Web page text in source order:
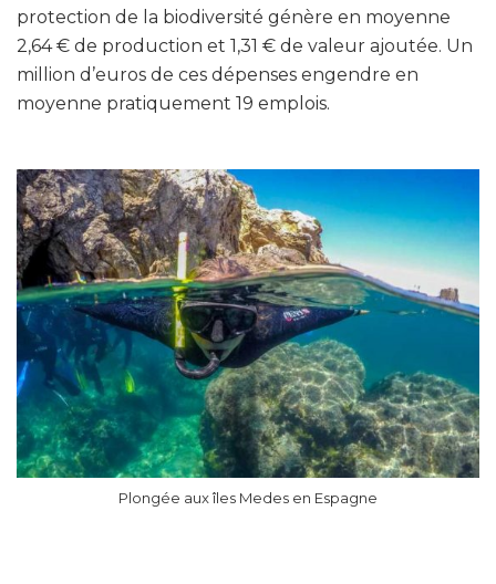
protection de la biodiversité génère en moyenne
2,64 € de production et 1,31 € de valeur ajoutée. Un
million d’euros de ces dépenses engendre en
moyenne pratiquement 19 emplois.
Plongée aux îles Medes en Espagne